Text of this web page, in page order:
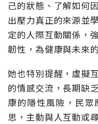
己的狀態、了解如何
出壓力真正的來源並
定的人際互動關係，
韌性，為健康與未來
她也特別提醒，虛擬
的情感交流，長期缺
康的隱性風險，民
思，主動與人互動或